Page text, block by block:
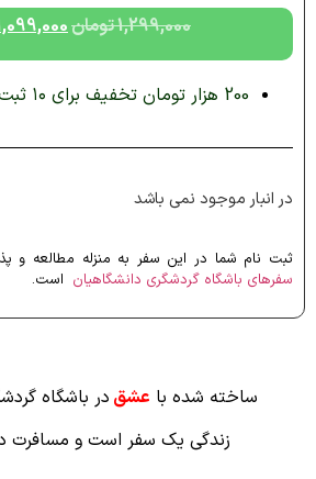
1,299,000تومان
200 هزار تومان تخفیف برای ۱۰ ثبت نام اول (
در انبار موجود نمی باشد
ثبت نام شما در این سفر به منزله مطالعه و
سفرهای باشگاه گردشگری دانشگاهیان است.
ساخته شده با عشق در باشگاه
زندگی یک سفر است و مسافرت